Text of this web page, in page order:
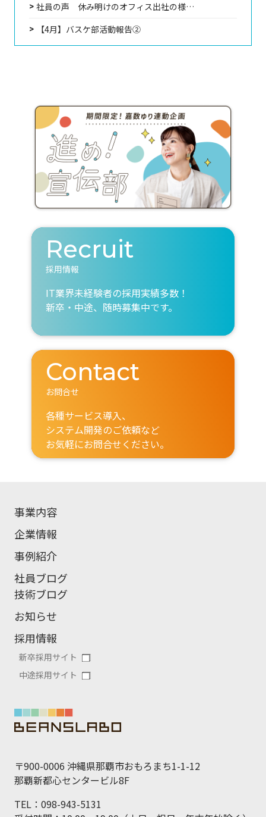
社員の声 休み明けのオフィス出社の様…
【4月】バスケ部活動報告②
Recruit
採用情報
IT業界未経験者の採用実績多数！
新卒・中途、随時募集中です。
Contact
お問合せ
各種サービス導入、
システム開発のご依頼など
お気軽にお問合せください。
事業内容
企業情報
事例紹介
社員ブログ
技術ブログ
お知らせ
採用情報
新卒採用サイト
中途採用サイト
〒900-0006 沖縄県那覇市おもろまち1-1-12
那覇新都心センタービル8F
TEL：098-943-5131